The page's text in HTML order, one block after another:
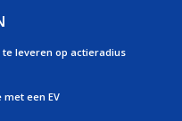
leveren op actieradius
een EV